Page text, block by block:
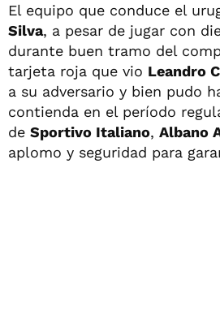
El equipo que conduce el
Silva, a pesar de jugar con
durante buen tramo del
tarjeta roja que vio Leandro
a su adversario y bien pudo
contienda en el período
de Sportivo Italiano, Albano
aplomo y seguridad para